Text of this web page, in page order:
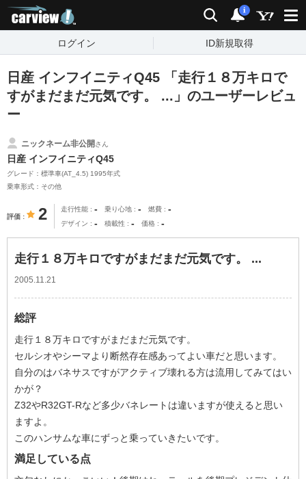
検索 通知
i
ログイン ID新規取得
日産 インフイニティQ45 「走行１８万キロで
すがまだまだ元気です。 ...」のユーザーレビュ
ー
ニックネーム非公開さん
日産 インフイニティQ45
グレード：標準車(AT_4.5) 1995年式
乗車形式：その他
評価 2 走行性能 - 乗り心地 - 燃費 -
デザイン - 積載性 - 価格 -
走行１８万キロですがまだまだ元気です。 ...
2005.11.21
総評
走行１８万キロですがまだまだ元気です。
セルシオやシーマより断然存在感あってよい車だと思います。
自分のはバネサスですがアクティブ壊れる方は流用してみてはい
かが？
Z32やR32GT-Rなど多少バネレートは違いますが使えると思い
ますよ。
このハンサムな車にずっと乗っていきたいです。
満足している点